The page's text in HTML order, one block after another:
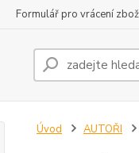
Formulář pro vrácení
Úvod AUTOŘI